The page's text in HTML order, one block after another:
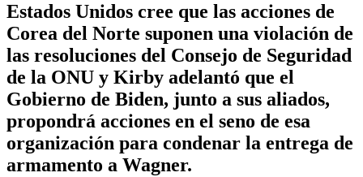
Estados Unidos cree que las acciones de
Corea del Norte suponen una violación de
las resoluciones del Consejo de Seguridad
de la ONU y Kirby adelantó que el
Gobierno de Biden, junto a sus aliados,
propondrá acciones en el seno de esa
organización para condenar la entrega de
armamento a Wagner.